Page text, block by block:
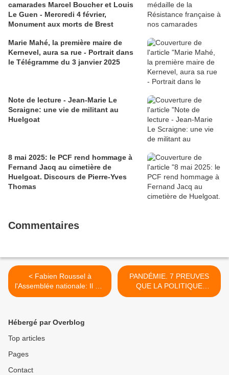
camarades Marcel Boucher et Louis
Le Guen - Mercredi 4 février,
Monument aux morts de Brest
Marie Mahé, la première maire de
Kernevel, aura sa rue - Portrait dans
le Télégramme du 3 janvier 2025
Note de lecture - Jean-Marie Le
Scraigne: une vie de militant au
Huelgoat
8 mai 2025: le PCF rend hommage à
Fernand Jacq au cimetière de
Huelgoat. Discours de Pierre-Yves
Thomas
Commentaires
< Fabien Roussel à
l'Assemblée nationale: Il est
temps de mettre à
sont énormes !
PANDÉMIE. 7 PREUVES
QUE LA POLITIQUE
D'EMMANUEL MACRON A
Hébergé par Overblog
Top articles
Pages
Contact